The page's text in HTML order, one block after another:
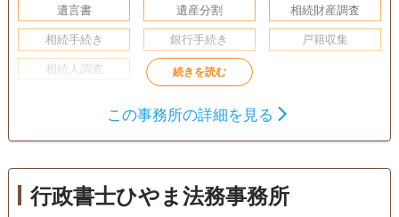
遺言書 遺産分割
相続財産調査
相続手続き
銀行手続き
戸籍収集
相続人調査
初回相談無料 事務所面談可
この事務所の詳細を見る
行政書士ひやま法務事務所